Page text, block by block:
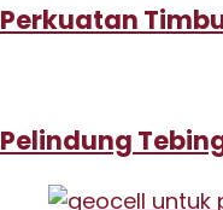
Perkuatan
Pelindung